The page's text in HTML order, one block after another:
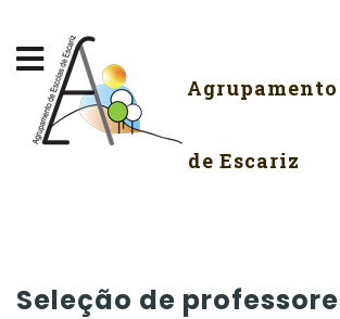
Agrupamento
de Escariz
Seleção de